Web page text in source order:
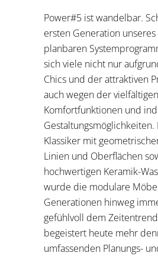
Power#5 ist wandelbar.
ersten Generation
planbaren
sich viele nicht nur
Chics und der attraktiven
auch wegen der vielfältigen
Komfortfunktionen und
Gestaltungsmöglichkeiten.
Klassiker mit
Linien und Oberflächen
hochwertigen Keramik-
wurde die modulare
Generationen hinweg
gefühlvoll dem
begeistert heute mehr
umfassenden Planungs-